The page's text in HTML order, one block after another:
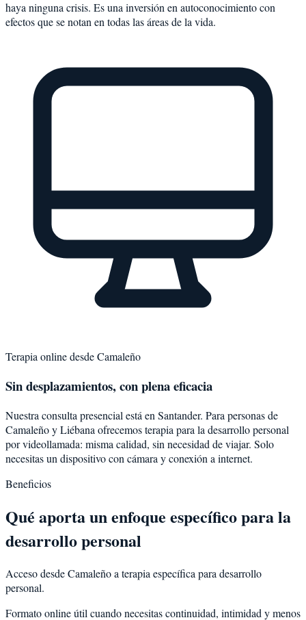
haya ninguna crisis. Es una inversión en autoconocimiento con
efectos que se notan en todas las áreas de la vida.
Terapia online desdeCamaleño
Sin desplazamientos, con plena eficacia
Nuestra consulta presencial está en Santander. Para personas de
CamaleñoyLiébana ofrecemos terapia para la desarrollo personal
por videollamada: misma calidad, sin necesidad de viajar. Solo
necesitas un dispositivo con cámara y conexión a internet.
Beneficios
Qué aporta un enfoque específico para la
desarrollo personal
Acceso desde Camaleño a terapia específica para desarrollo
personal.
Formato online útil cuando necesitas continuidad, intimidad y menos